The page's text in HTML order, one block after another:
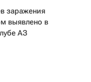
заражения
выявлено в
АЗ